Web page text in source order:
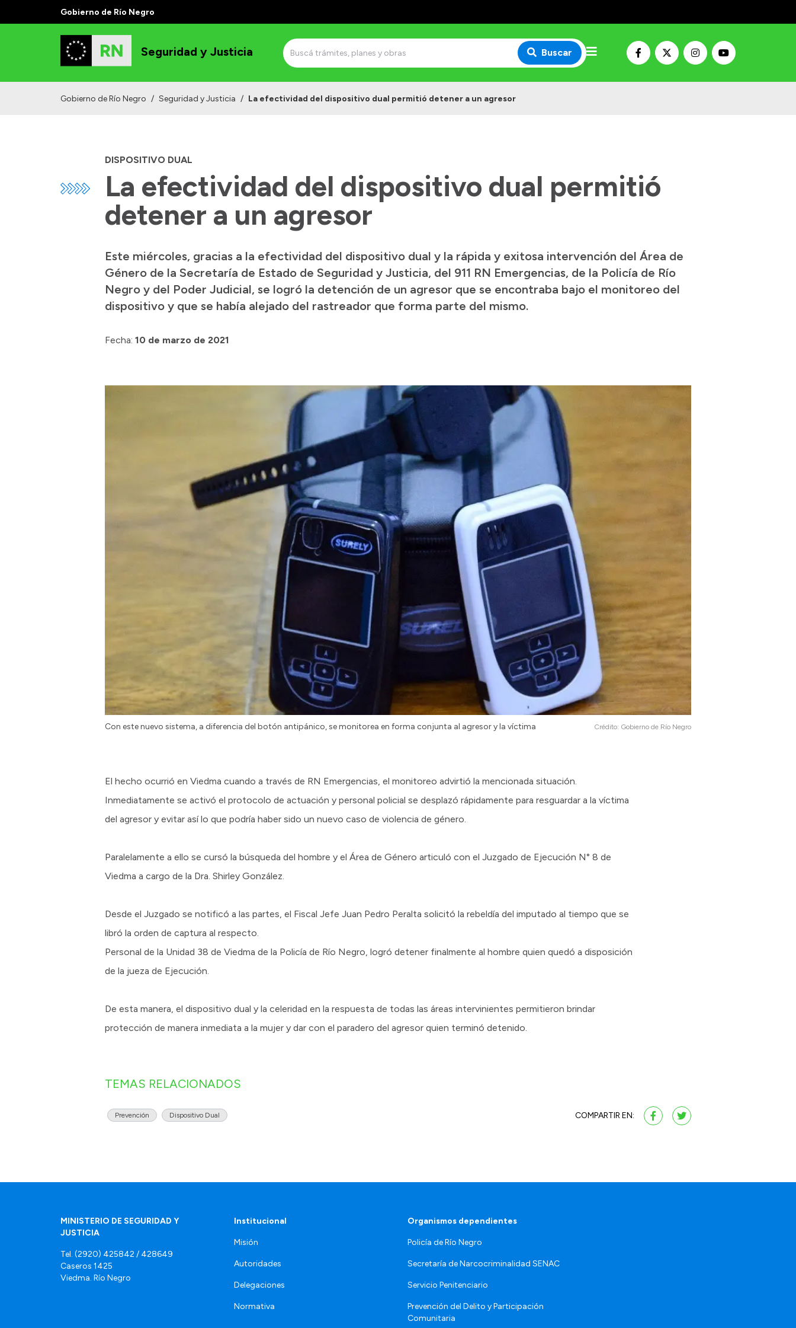
Gobierno de Río Negro
Seguridad y Justicia Buscar
Gobierno de Río Negro / Seguridad y Justicia / La efectividad del dispositivo dual permitió detener a un agresor
DISPOSITIVO DUAL
La efectividad del dispositivo dual permitió
detener a un agresor
Este miércoles, gracias a la efectividad del dispositivo dual y la rápida y exitosa intervención del Área de
Género de la Secretaría de Estado de Seguridad y Justicia, del 911 RN Emergencias, de la Policía de Río
Negro y del Poder Judicial, se logró la detención de un agresor que se encontraba bajo el monitoreo del
dispositivo y que se había alejado del rastreador que forma parte del mismo.
Fecha: 10 de marzo de 2021
Con este nuevo sistema, a diferencia del botón antipánico, se monitorea en forma conjunta al agresor y la víctima Crédito: Gobierno de Río Negro
El hecho ocurrió en Viedma cuando a través de RN Emergencias, el monitoreo advirtió la mencionada situación.
Inmediatamente se activó el protocolo de actuación y personal policial se desplazó rápidamente para resguardar a la víctima
del agresor y evitar así lo que podría haber sido un nuevo caso de violencia de género.
Paralelamente a ello se cursó la búsqueda del hombre y el Área de Género articuló con el Juzgado de Ejecución N° 8 de
Viedma a cargo de la Dra. Shirley González.
Desde el Juzgado se notificó a las partes, el Fiscal Jefe Juan Pedro Peralta solicitó la rebeldía del imputado al tiempo que se
libró la orden de captura al respecto.
Personal de la Unidad 38 de Viedma de la Policía de Río Negro, logró detener finalmente al hombre quien quedó a disposición
de la jueza de Ejecución.
De esta manera, el dispositivo dual y la celeridad en la respuesta de todas las áreas intervinientes permitieron brindar
protección de manera inmediata a la mujer y dar con el paradero del agresor quien terminó detenido.
TEMAS RELACIONADOS
Prevención Dispositivo Dual COMPARTIR EN:
MINISTERIO DE SEGURIDAD Y
JUSTICIA
Tel. (2920) 425842 / 428649
Caseros 1425
Viedma. Río Negro
Institucional
Misión
Autoridades
Delegaciones
Normativa
Organismos dependientes
Policía de Río Negro
Secretaría de Narcocriminalidad SENAC
Servicio Penitenciario
Prevención del Delito y Participación
Comunitaria